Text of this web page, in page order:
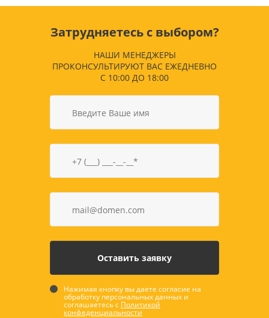
Затрудняетесь с выбором?
НАШИ МЕНЕДЖЕРЫ
ПРОКОНСУЛЬТИРУЮТ ВАС ЕЖЕДНЕВНО
С 10:00 ДО 18:00
Нажимая кнопку вы даете согласие на
обработку персональных данных и
соглашаетесь с Политикой
конфеденциальности